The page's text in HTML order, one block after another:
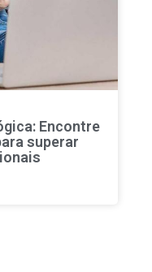
Encontre
superar